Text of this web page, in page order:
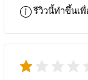
รีวิวนี้ทำขึ้นเพื่